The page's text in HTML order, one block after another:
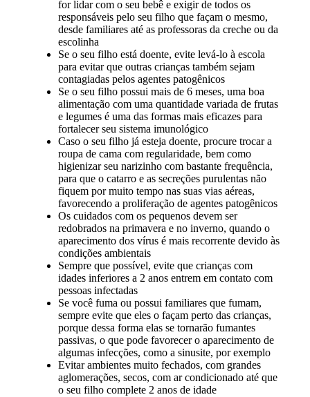
for lidar com o seu bebê e exigir de todos os
responsáveis pelo seu filho que façam o mesmo,
desde familiares até as professoras da creche ou da
escolinha
Se o seu filho está doente, evite levá-lo à escola
para evitar que outras crianças também sejam
contagiadas pelos agentes patogênicos
Se o seu filho possui mais de 6 meses, uma boa
alimentação com uma quantidade variada de frutas
e legumes é uma das formas mais eficazes para
fortalecer seu sistema imunológico
Caso o seu filho já esteja doente, procure trocar a
roupa de cama com regularidade, bem como
higienizar seu narizinho com bastante frequência,
para que o catarro e as secreções purulentas não
fiquem por muito tempo nas suas vias aéreas,
favorecendo a proliferação de agentes patogênicos
Os cuidados com os pequenos devem ser
redobrados na primavera e no inverno, quando o
aparecimento dos vírus é mais recorrente devido às
condições ambientais
Sempre que possível, evite que crianças com
idades inferiores a 2 anos entrem em contato com
pessoas infectadas
Se você fuma ou possui familiares que fumam,
sempre evite que eles o façam perto das crianças,
porque dessa forma elas se tornarão fumantes
passivas, o que pode favorecer o aparecimento de
algumas infecções, como a sinusite, por exemplo
Evitar ambientes muito fechados, com grandes
aglomerações, secos, com ar condicionado até que
o seu filho complete 2 anos de idade